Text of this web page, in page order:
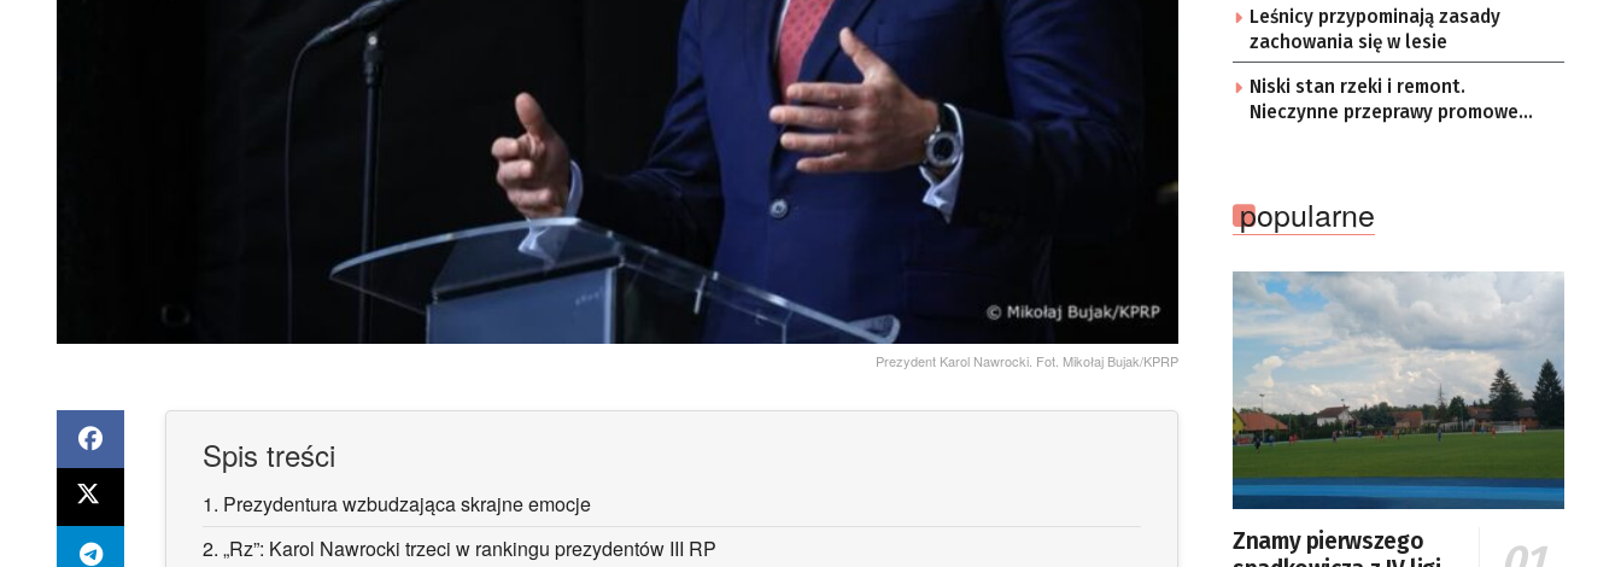
Prezydent Karol Nawrocki. Fot. Mikołaj Bujak/KPRP
Spis treści
1. Prezydentura wzbudzająca skrajne emocje
2. „Rz”: Karol Nawrocki trzeci w rankingu prezydentów III RP
Leśnicy przypominają zasady
zachowania się w lesie
Niski stan rzeki i remont.
Nieczynne przeprawy promowe
popularne
Znamy pierwszego